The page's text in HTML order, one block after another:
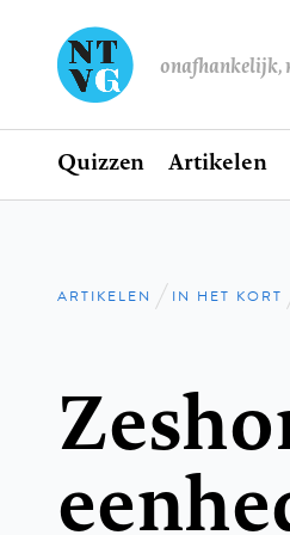
onafhankelijk,
Hoofdnavigatie
Home
Quizzen Artikelen
Kruimelpad
ARTIKELEN IN HET KORT